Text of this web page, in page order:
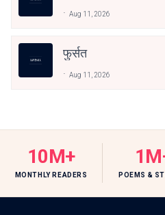
Aug 11, 2026
फुर्सत
Aug 11, 2026
10M+
MONTHLY READERS POEMS &